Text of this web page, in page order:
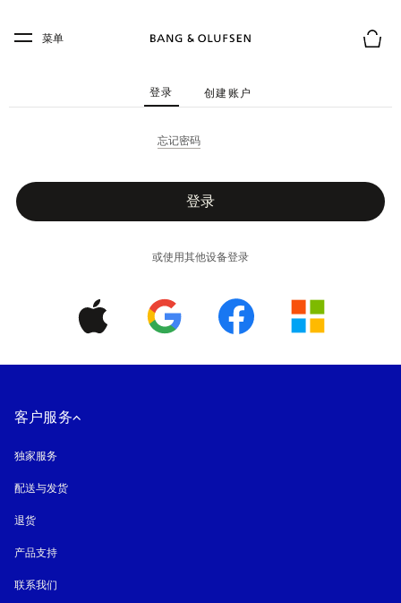
Skip to main footer
菜单
登录 创建账户
忘记密码
登录
或使用其他设备登录
客户服务
独家服务
配送与发货
退货
产品支持
联系我们